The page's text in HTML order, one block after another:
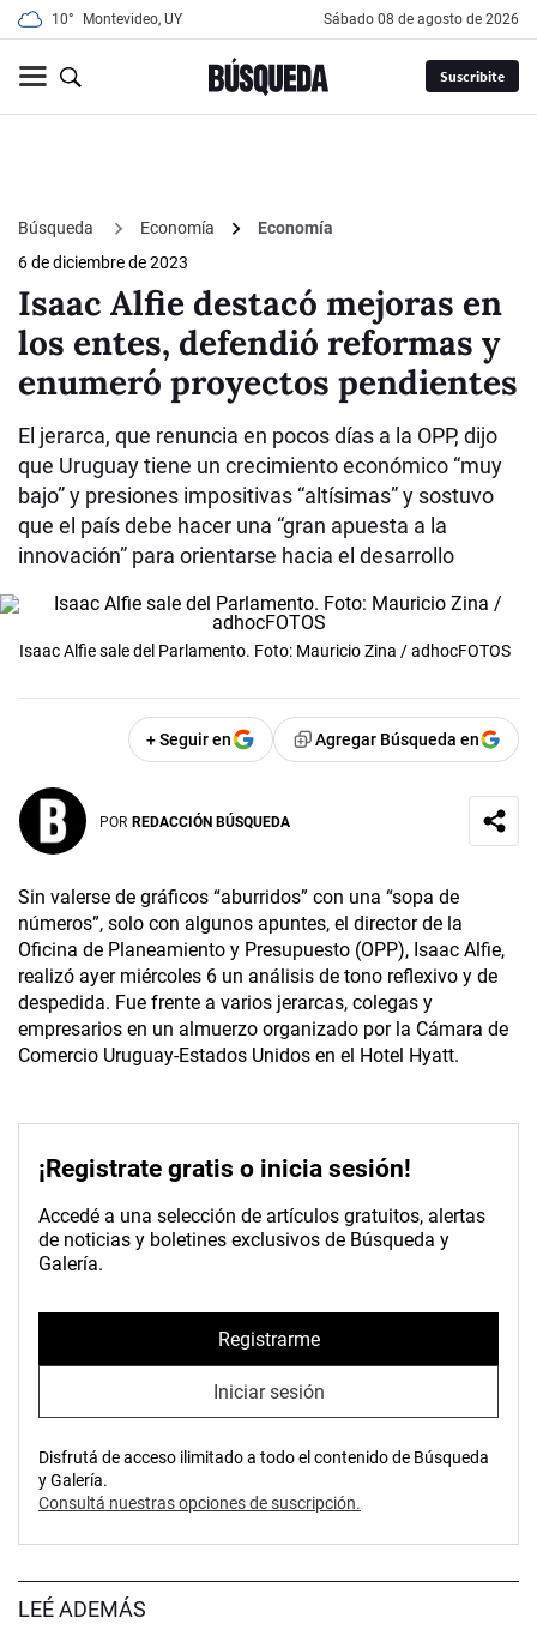
10° Montevideo, UY sábado 08 de agosto de 2026
Suscribite
Búsqueda Economía
Economía
6 de diciembre de 2023
Isaac Alfie destacó mejoras en
los entes, defendió reformas y
enumeró proyectos pendientes
El jerarca, que renuncia en pocos días a la OPP, dijo
que Uruguay tiene un crecimiento económico “muy
bajo” y presiones impositivas “altísimas” y sostuvo
que el país debe hacer una “gran apuesta a la
innovación” para orientarse hacia el desarrollo
Isaac Alfie sale del Parlamento. Foto: Mauricio Zina / adhocFOTOS
+ Seguir en Agregar Búsqueda en
POR REDACCIÓN BÚSQUEDA
Sin valerse de gráficos “aburridos” con una “sopa de
números”, solo con algunos apuntes, el director de la
Oficina de Planeamiento y Presupuesto (OPP), Isaac Alfie,
realizó ayer miércoles 6 un análisis de tono reflexivo y de
despedida. Fue frente a varios jerarcas, colegas y
empresarios en un almuerzo organizado por la Cámara de
Comercio Uruguay-Estados Unidos en el Hotel Hyatt.
¡Registrate gratis o inicia sesión!
Accedé a una selección de artículos gratuitos, alertas
de noticias y boletines exclusivos de Búsqueda y
Galería.
Registrarme
Iniciar sesión
Disfrutá de acceso ilimitado a todo el contenido de Búsqueda
y Galería.
Consultá nuestras opciones de suscripción.
LEÉ ADEMÁS